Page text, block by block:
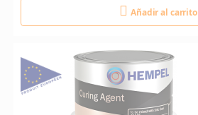
Añadir al carrito